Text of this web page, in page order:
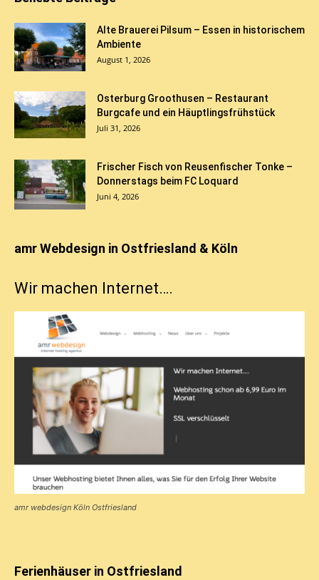
Alte Brauerei Pilsum – Essen in historischem
Ambiente
August 1, 2026
Osterburg Groothusen – Restaurant
Burgcafe und ein Häuptlingsfrühstück
Juli 31, 2026
Frischer Fisch von Reusenfischer Tonke –
Donnerstags beim FC Loquard
Juni 4, 2026
amr Webdesign in Ostfriesland & Köln
Wir machen Internet….
amr webdesign Köln Ostfriesland
Ferienhäuser in Ostfriesland